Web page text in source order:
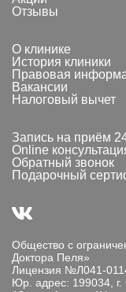
Отзывы
О клинике
История клиники
Правовая
Вакансии
Налоговый вычет
Запись на приём
Online
Обратный звонок
Подарочный
Общество с
Доктора Пеля»
Лицензия №Л041-
Юр. адрес: 199034, г.